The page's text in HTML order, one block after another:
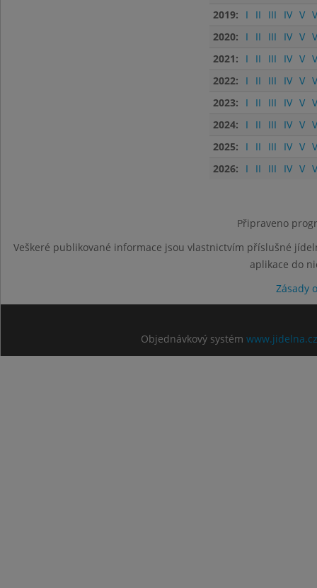
2019:
I II III IV V
2020:
I II III IV V
2021:
I II III IV V
2022:
I II III IV V
2023:
I II III IV V
2024:
I II III IV V
2025:
I II III IV V
2026:
I II III IV V
Připraveno
Veškeré publikované informace jsou vlastnictvím příslušné
aplikace do
Zásady
Objednávkový systém www.jidelna.cz